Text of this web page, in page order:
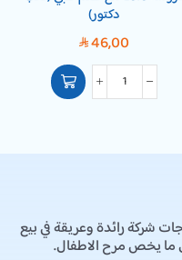
دكتور)
SAR46,00
شركة رائدة وعريقة في بيع
ما يخص مرح الاطفال.